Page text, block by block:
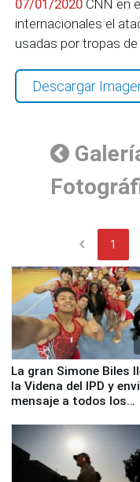
07/01/2020 CNN en
internacionales el
usadas por tropas de
Descargar
chevron_left 1
La gran Simone Biles
la Videna del IPD y
mensaje a todos los